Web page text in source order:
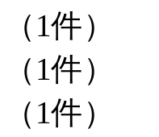
（1件）
（1件）
（1件）